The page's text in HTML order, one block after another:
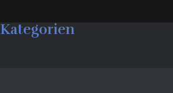
Kategorien